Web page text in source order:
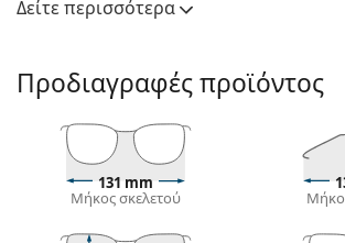
δύναμη αυτής της μάρκας από τη
ηλίου.
Σκελετός γυαλιών ηλίου
Το καφέ χρώμα του σκελετού
το ζεστό χρώμα του δέρματος και
μαύρα ή σκούρα ξανθά μαλλιά.
Οι τετράγωνοι σκελετοί γυαλιών
Δείτε περισσότερα
Προδιαγραφές προϊόντος
131 mm
Μήκος σκελετού